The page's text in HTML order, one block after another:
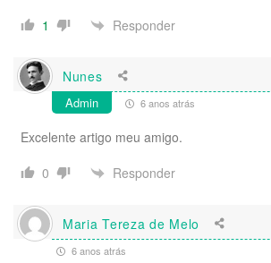
1
Responder
Nunes
Admin 6 anos atrás
Excelente artigo meu amigo.
0
Responder
Maria Tereza de Melo
6 anos atrás